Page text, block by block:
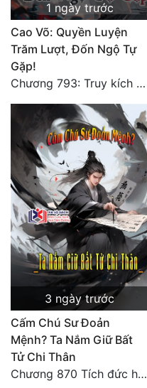
Cẩu Đạo Trường Sinh
Ngự Thú
Truyện Nam
Truyện Nữ
Vô Địch Lưu
Xây Dựng Thế Lực
Đam Mỹ
Đẹp
Đẹp Hiệp
Tính Cách Nhân Vật :
Sát Phạt Quyết Đoán
Vô Sỉ
1 ngày trước
Cao Võ: Quyền Luyện
Trăm Lượt, Đốn Ngộ Tự
Gặp!
Chương 793: Truy kích (2)
3 ngày trước
Cấm Chú Sư Đoản
Mệnh? Ta Nắm Giữ Bất
Tử Chi Thân
Chương 870 Tích đức hành thiện